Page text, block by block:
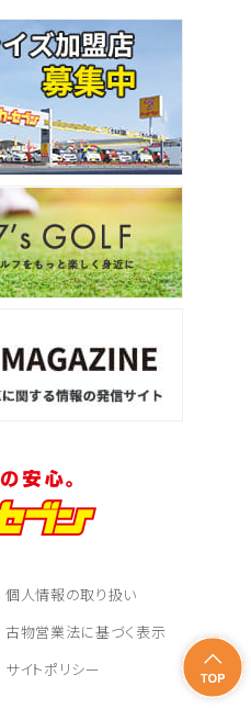
個人情報の取り扱い
古物営業法に基づく表示
サイトポリシー